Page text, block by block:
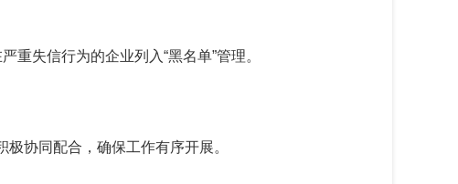
失信行为的企业列入“黑名单”管理。
协同配合，确保工作有序开展。